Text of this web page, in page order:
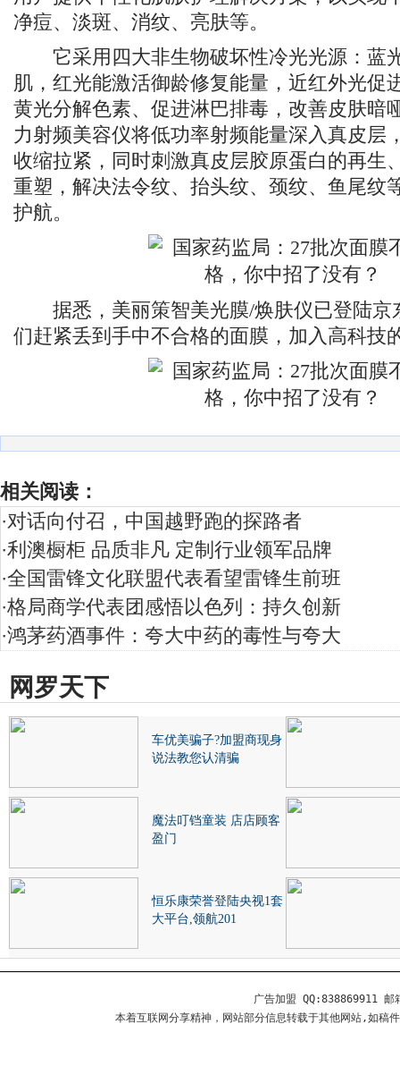
净痘、淡斑、消纹、亮肤等。
它采用四大非生物破坏性冷光光源：蓝
肌，红光能激活御龄修复能量，近红外光促
黄光分解色素、促进淋巴排毒，改善皮肤暗
力射频美容仪将低功率射频能量深入真皮层
收缩拉紧，同时刺激真皮层胶原蛋白的再生
重塑，解决法令纹、抬头纹、颈纹、鱼尾纹
护航。
据悉，美丽策智美光膜/焕肤仪已登陆京
们赶紧丢到手中不合格的面膜，加入高科技
相关阅读：
·对话向付召，中国越野跑的探路者
·利澳橱柜 品质非凡 定制行业领军品牌
·全国雷锋文化联盟代表看望雷锋生前班
·格局商学代表团感悟以色列：持久创新
·鸿茅药酒事件：夸大中药的毒性与夸大
网罗天下
车优美骗子?加盟商现身
说法教您认清骗
魔法叮铛童装 店店顾客
盈门
恒乐康荣誉登陆央视1套
大平台,领航201
广告加盟 QQ:838869911 邮
本着互联网分享精神，网站部分信息转载于其他网站,如稿